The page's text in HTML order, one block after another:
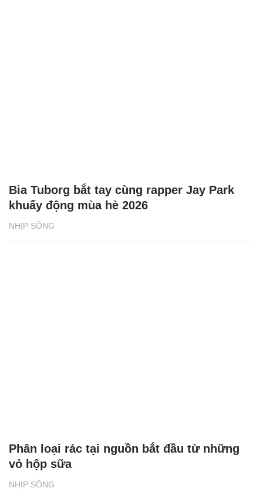
NHỊP SỐNG
Bia Tuborg bắt tay cùng rapper Jay Park
khuấy động mùa hè 2026
NHỊP SỐNG
Phân loại rác tại nguồn bắt đầu từ những
vỏ hộp sữa